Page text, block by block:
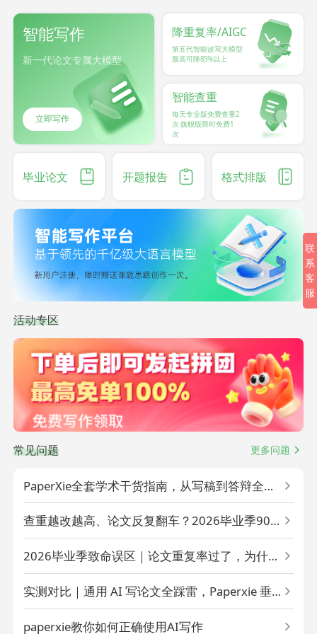
智能写作
新一代论文专属大模型
立即写作
降重复率/AIGC
第五代智能改写大模型
最高可降85%以上
智能查重
每天专业版免费查重2
次 旗舰版限时免费1
次
毕业论文 开题报告 格式排版
活动专区
常见问题 更多问题
PaperXie全套学术干货指南，从写稿到答辩全程
不踩雷
查重越改越高、论文反复翻车？2026毕业季90%
学生都踩的3个致命坑
2026毕业季致命误区｜论文重复率过了，为什么
AIGC检测还是一直红标？
实测对比｜通用 AI 写论文全踩雷，Paperxie 垂
直学术模型怎么稳过 AIGC + 查重双检
paperxie教你如何正确使用AI写作
联
系
客
服